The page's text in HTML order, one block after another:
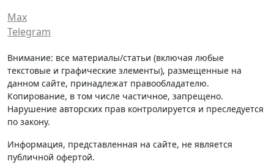
Max
Telegram
Внимание: все материалы/статьи (включая любые
текстовые и графические элементы), размещенные на
данном сайте, принадлежат правообладателю.
Копирование, в том числе частичное, запрещено.
Нарушение авторских прав контролируется и преследуется
по закону.
Информация, представленная на сайте, не является
публичной офертой.